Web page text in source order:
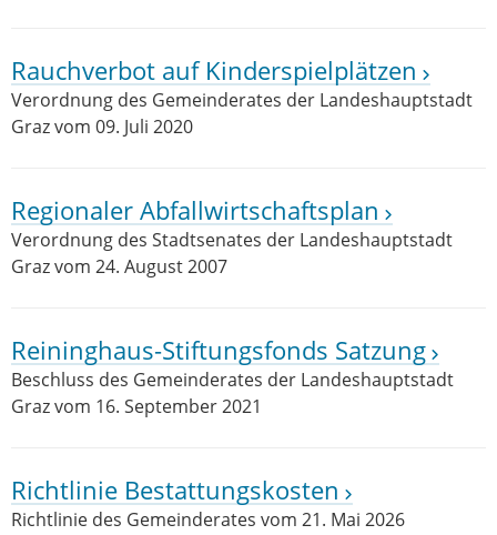
Rauchverbot auf Kinderspielplätzen
Verordnung des Gemeinderates der Landeshauptstadt
Graz vom 09. Juli 2020
Regionaler Abfallwirtschaftsplan
Verordnung des Stadtsenates der Landeshauptstadt
Graz vom 24. August 2007
Reininghaus-Stiftungsfonds Satzung
Beschluss des Gemeinderates der Landeshauptstadt
Graz vom 16. September 2021
Richtlinie Bestattungskosten
Richtlinie des Gemeinderates vom 21. Mai 2026